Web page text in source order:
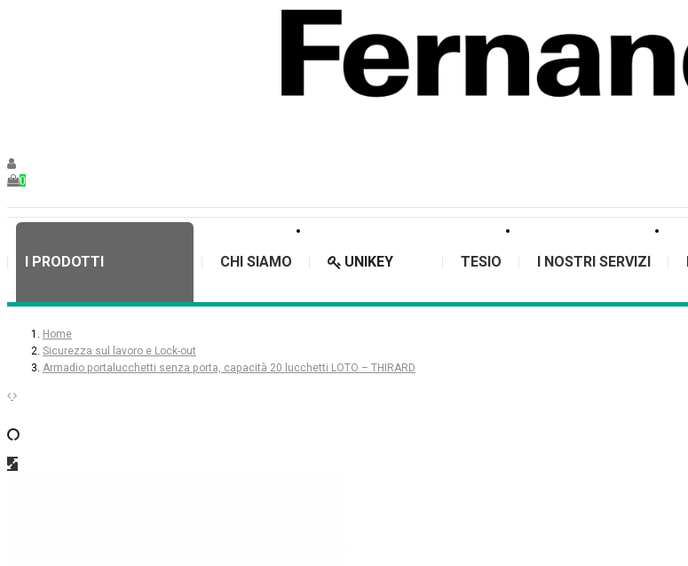
0
I PRODOTTI CHI SIAMO UNIKEY TESIO I NOSTRI SERVIZI
Home
Sicurezza sul lavoro e Lock-out
Armadio portalucchetti senza porta, capacità 20 lucchetti LOTO – THIRARD